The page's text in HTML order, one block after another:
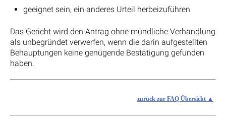
geeignet sein, ein anderes Urteil herbeizuführen
Das Gericht wird den Antrag ohne mündliche Verhandlung
als unbegründet verwerfen, wenn die darin aufgestellten
Behauptungen keine genügende Bestätigung gefunden
haben.
zurück zur FAQ Übersicht